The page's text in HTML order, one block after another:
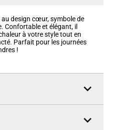
design cœur, symbole de
Confortable et élégant, il
à votre style tout en
Parfait pour les journées
!